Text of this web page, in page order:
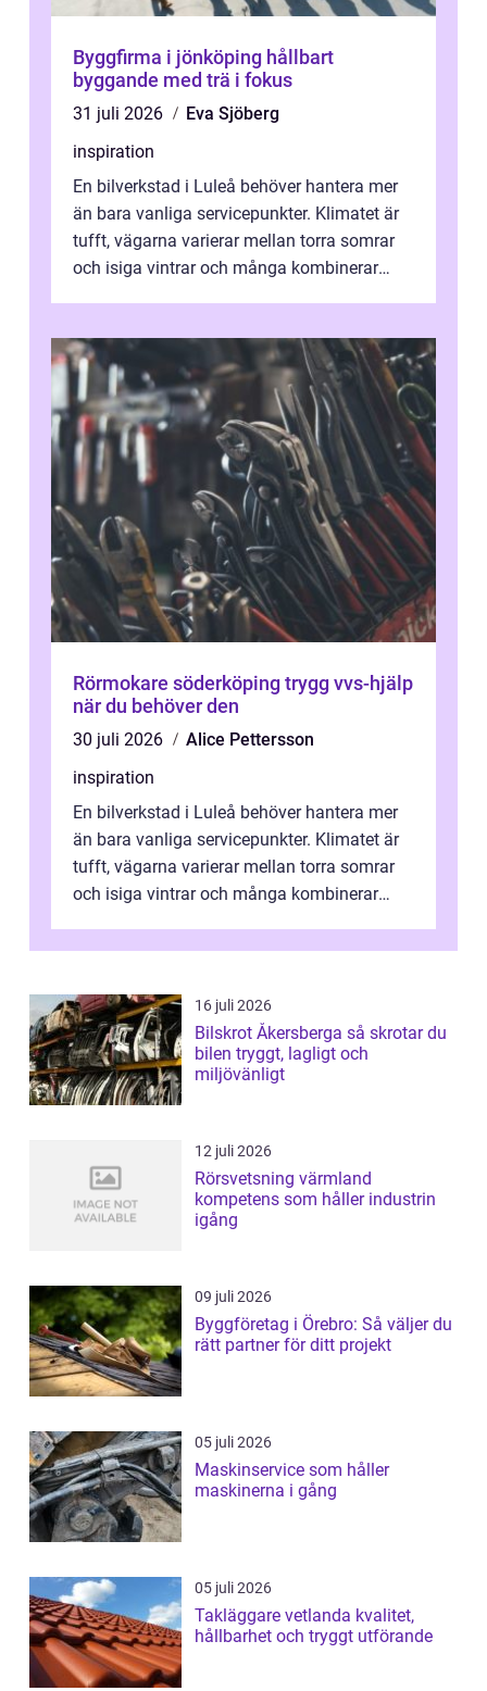
Byggfirma i jönköping hållbart
byggande med trä i fokus
31 juli 2026
Eva Sjöberg
inspiration
En bilverkstad i Luleå behöver hantera mer
än bara vanliga servicepunkter. Klimatet är
tufft, vägarna varierar mellan torra somrar
och isiga vintrar och många kombinerar
Rörmokare söderköping trygg vvs-hjälp
när du behöver den
30 juli 2026
Alice Pettersson
inspiration
En bilverkstad i Luleå behöver hantera mer
än bara vanliga servicepunkter. Klimatet är
tufft, vägarna varierar mellan torra somrar
och isiga vintrar och många kombinerar
16 juli 2026
Bilskrot Åkersberga så skrotar du
bilen tryggt, lagligt och
miljövänligt
12 juli 2026
Rörsvetsning värmland
kompetens som håller industrin
igång
09 juli 2026
Byggföretag i Örebro: Så väljer du
rätt partner för ditt projekt
05 juli 2026
Maskinservice som håller
maskinerna i gång
05 juli 2026
Takläggare vetlanda kvalitet,
hållbarhet och tryggt utförande